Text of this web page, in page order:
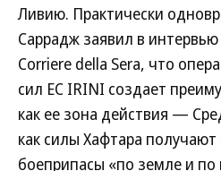
Ливию. Практически
Саррадж заявил в интервью
Corriere della Sera, что
сил ЕС IRINI создает
как ее зона действия —
как силы Хафтара
боеприпасы «по земле и по